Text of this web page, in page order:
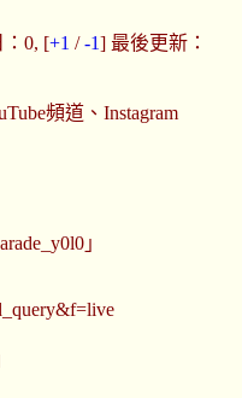
：0, [+1 /-1] 最後更新：
頻道、Instagram
」